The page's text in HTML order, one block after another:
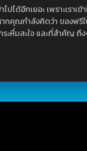
ไปได้อีกเยอะ เพราะเร
กคุณกำลังคิดว่า ของฟ
ระหึ่มสะใจ และที่สำคัญ